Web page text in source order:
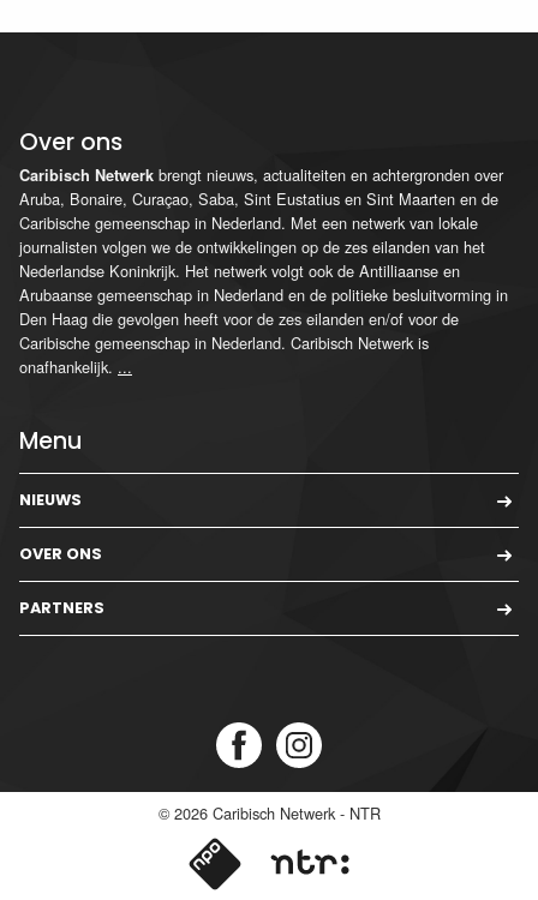
Over ons
Caribisch Netwerk brengt nieuws, actualiteiten en achtergronden over
Aruba, Bonaire, Curaçao, Saba, Sint Eustatius en Sint Maarten en de
Caribische gemeenschap in Nederland. Met een netwerk van lokale
journalisten volgen we de ontwikkelingen op de zes eilanden van het
Nederlandse Koninkrijk. Het netwerk volgt ook de Antilliaanse en
Arubaanse gemeenschap in Nederland en de politieke besluitvorming in
Den Haag die gevolgen heeft voor de zes eilanden en/of voor de
Caribische gemeenschap in Nederland. Caribisch Netwerk is
onafhankelijk. ...
Menu
NIEUWS
OVER ONS
PARTNERS
© 2026 Caribisch Netwerk - NTR